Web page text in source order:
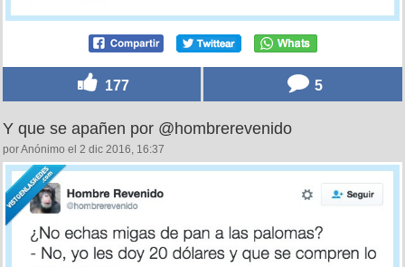
177 5
Y que se apañen por @hombrerevenido
por Anónimo el 2 dic 2016, 16:37